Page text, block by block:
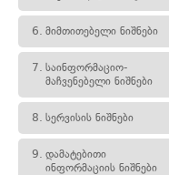
6. მიმთითებელი ნიშნები
7. საინფორმაციო-
მაჩვენებელი ნიშნები
8. სერვისის ნიშნები
9. დამატებითი
ინფორმაციის ნიშნები